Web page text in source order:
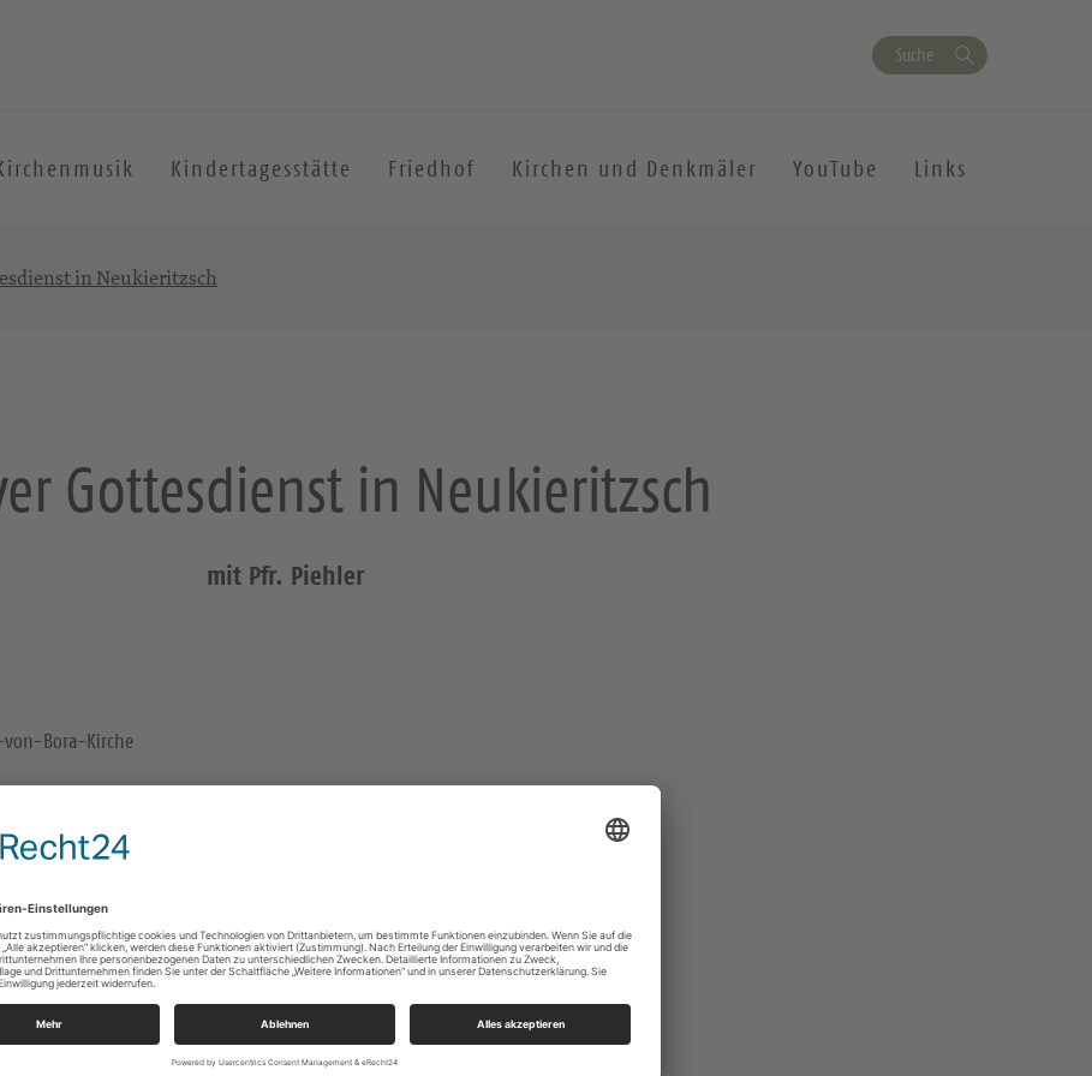
Suche
Kindertagesstätte Friedhof Kirchen und Denkmäler YouTube Links
in Neukieritzsch
Gottesdienst in Neukieritzsch
mit Pfr. Piehler
von-Bora-Kirche